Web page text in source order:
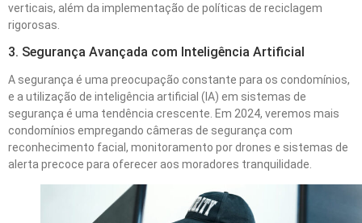
verticais, além da implementação de políticas de reciclagem
rigorosas.
3. Segurança Avançada com Inteligência Artificial
A segurança é uma preocupação constante para os condomínios,
e a utilização de inteligência artificial (IA) em sistemas de
segurança é uma tendência crescente. Em 2024, veremos mais
condomínios empregando câmeras de segurança com
reconhecimento facial, monitoramento por drones e sistemas de
alerta precoce para oferecer aos moradores tranquilidade.